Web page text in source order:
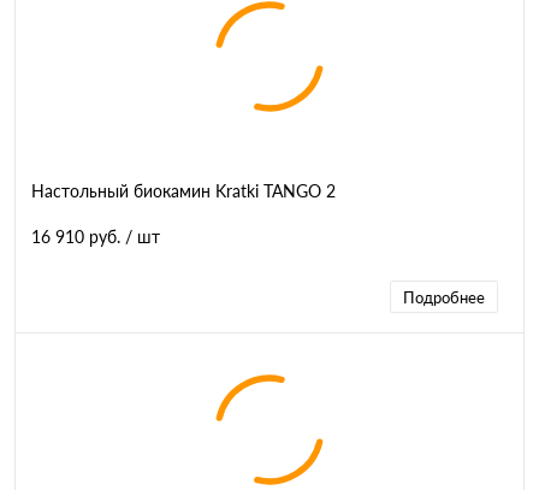
Настольный биокамин Kratki TANGO 2
16 910 руб. / шт
Подробнее